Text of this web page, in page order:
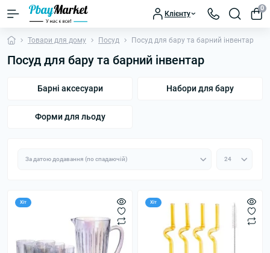
Клієнту
0
Товари для дому Посуд Посуд для бару та барний інвентар
Посуд для бару та барний інвентар
Барні аксесуари Набори для бару
Форми для льоду
Хіт Хіт